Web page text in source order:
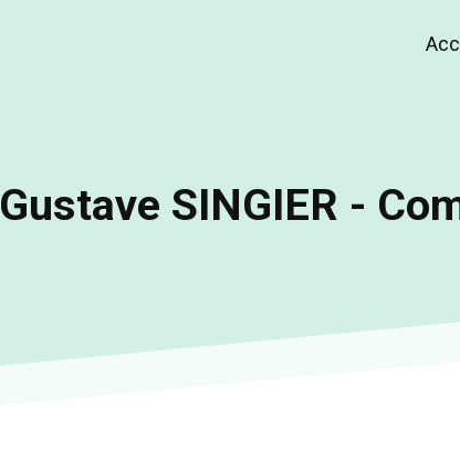
Gustave SINGIER -